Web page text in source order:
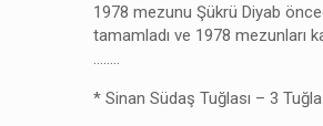
1978 mezunu Şükrü Diyab
tamamladı ve 1978 mezunları
……..
* Sinan Südaş Tuğlası – 3